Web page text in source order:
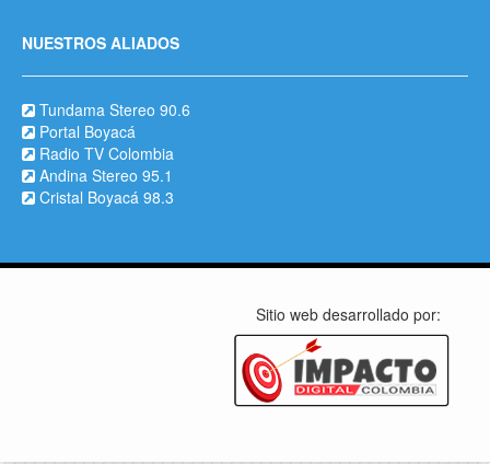
NUESTROS ALIADOS
Tundama Stereo 90.6
Portal Boyacá
Radio TV Colombia
Andina Stereo 95.1
Cristal Boyacá 98.3
Sitio web desarrollado por: